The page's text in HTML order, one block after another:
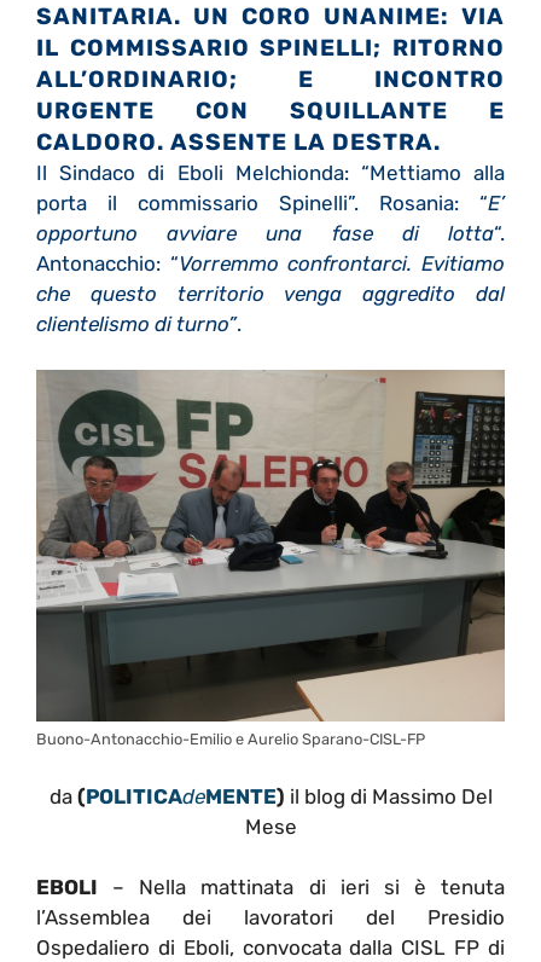
SANITARIA. UN CORO UNANIME: VIA
IL COMMISSARIO SPINELLI; RITORNO
ALL’ORDINARIO; E INCONTRO
URGENTE CON SQUILLANTE E
CALDORO. ASSENTE LA DESTRA.
Il Sindaco di Eboli Melchionda: “Mettiamo alla
porta il commissario Spinelli”. Rosania: “E’
opportuno avviare una fase di lotta“.
Antonacchio: “Vorremmo confrontarci. Evitiamo
che questo territorio venga aggredito dal
clientelismo di turno”.
Buono-Antonacchio-Emilio e Aurelio Sparano-CISL-FP
da (POLITICAdeMENTE) il blog di Massimo Del
Mese
EBOLI – Nella mattinata di ieri si è tenuta
l’Assemblea dei lavoratori del Presidio
Ospedaliero di Eboli, convocata dalla CISL FP di